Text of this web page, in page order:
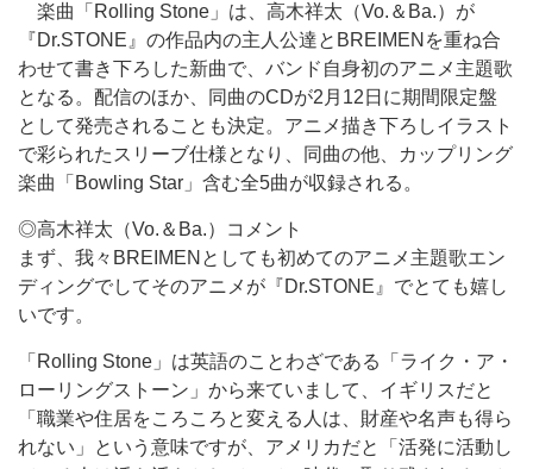
楽曲「Rolling Stone」は、高木祥太（Vo.＆Ba.）が
『Dr.STONE』の作品内の主人公達とBREIMENを重ね合
わせて書き下ろした新曲で、バンド自身初のアニメ主題歌
となる。配信のほか、同曲のCDが2月12日に期間限定盤
として発売されることも決定。アニメ描き下ろしイラスト
で彩られたスリーブ仕様となり、同曲の他、カップリング
楽曲「Bowling Star」含む全5曲が収録される。
◎高木祥太（Vo.＆Ba.）コメント
まず、我々BREIMENとしても初めてのアニメ主題歌エン
ディングでしてそのアニメが『Dr.STONE』でとても嬉し
いです。
「Rolling Stone」は英語のことわざである「ライク・ア・
ローリングストーン」から来ていまして、イギリスだと
「職業や住居をころころと変える人は、財産や名声も得ら
れない」という意味ですが、アメリカだと「活発に活動し